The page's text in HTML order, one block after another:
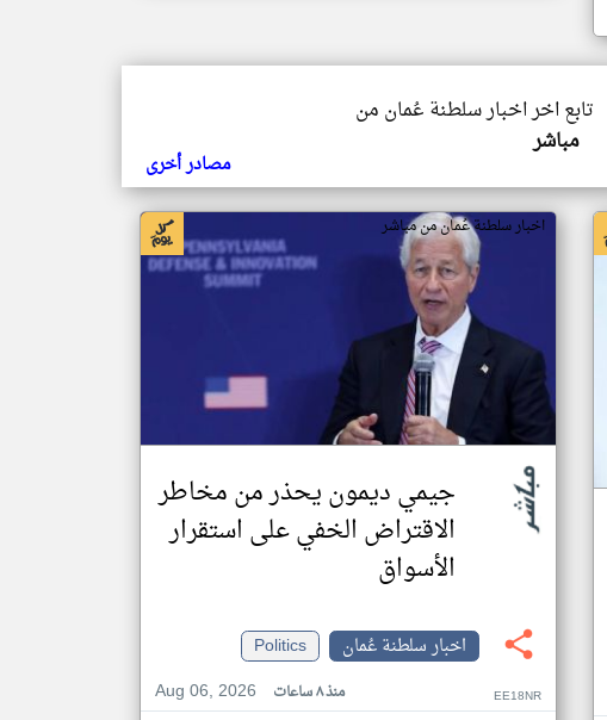
تابع اخر اخبار سلطنة عُمان من
مباشر
مصادر أخرى
اخبار سلطنة عُمان من مباشر
جيمي ديمون يحذر من مخاطر
الاقتراض الخفي على استقرار
الأسواق
اخبار سلطنة عُمان
Politics
Aug 06, 2026
منذ ٨ ساعات EE18NR